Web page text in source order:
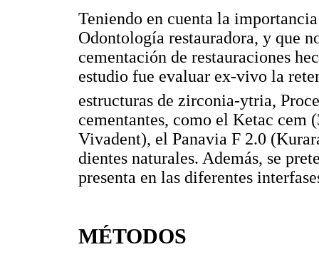
Teniendo en cuenta la
Odontología restauradora, y que
cementación de restauraciones
estudio fue evaluar ex-vivo la
estructuras de zirconia-ytria,
cementantes, como el Ketac
Vivadent), el Panavia F 2.0
dientes naturales. Además, se
presenta en las diferentes
MÉTODOS